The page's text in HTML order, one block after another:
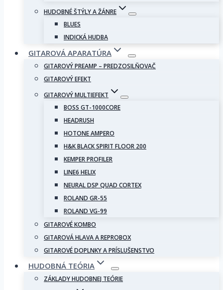
HUDOBNÉ ŠTÝLY A ŽÁNRE
BLUES
INDICKÁ HUDBA
GITAROVÁ APARATÚRA
GITAROVÝ PREAMP – PREDZOSILŇOVAČ
GITAROVÝ EFEKT
GITAROVÝ MULTIEFEKT
BOSS GT-1000CORE
HEADRUSH
HOTONE AMPERO
H&K BLACK SPIRIT FLOOR 200
KEMPER PROFILER
LINE6 HELIX
NEURAL DSP QUAD CORTEX
ROLAND GR-55
ROLAND VG-99
GITAROVÉ KOMBO
GITAROVÁ HLAVA A REPROBOX
GITAROVÉ DOPLNKY A PRÍSLUŠENSTVO
HUDOBNÁ TEÓRIA
ZÁKLADY HUDOBNEJ TEÓRIE